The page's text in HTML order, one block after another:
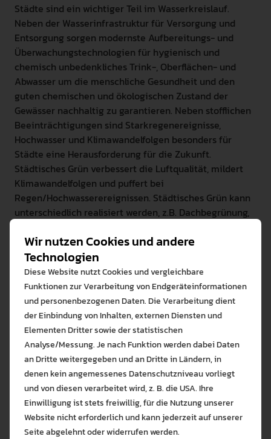
Städte sind ein wichtiger Teil im Wasserkreislauf.
Neben der Wasserinfrastruktur für Versorgung und
Entsorgung sorgen modernste Aufbereitungs- und
Überwachungstechnologien für hygienisch und
chemisch unbedenkliches Trink-, Oberflächen- und
Abwasser um die menschliche Gesundheit und den
guten chemischen und ökologischen Zustand der
Gewässer nachhaltig zu garantieren. Neben stofflichen
Beeinträchtigungen sind Starkregenereignisse,
Hochwasser und Klimawandelfolgen besonders für
Städte eine Herausforderung für die Zukunft.
Städtisches Grün verbessert die Luftqualität, mildert
Klimawandelfolgen und puffert bei
Regen/Hochwasserereignissen. Städtisches Grün kann
unterschiedlich realisiert werden, z.B. Dachbegrünung,
Mooswände, Lauben, Gemeinschaftsgärten, Begleitung
und Vernetzung von Gewässern (Bäche, Teiche, Seen).
Der Bodensee bietet Konstanz verschiedene
Ökosystemleistungen, z.B. für eine nachhaltige
Fischerei. Diese Tagung beleuchtet den derzeitigen
Kenntnisstand und innovative Ansätze als
Diskussionsgrundlage für Umsetzungsmöglichkeiten in
Städten der Bodenseeregion.
Weitere Informationen und Anmeldung unter:
https://www.biolago.org/event/jahrestagung-blau-
und-gruen-in-der-stadt-der-zukunft/
Wir nutzen Cookies und andere
Technologien
Diese Website nutzt Cookies und vergleichbare
Funktionen zur Verarbeitung von Endgeräteinformationen
und personenbezogenen Daten. Die Verarbeitung dient
der Einbindung von Inhalten, externen Diensten und
Elementen Dritter sowie der statistischen
Analyse/Messung. Je nach Funktion werden dabei Daten
an Dritte weitergegeben und an Dritte in Ländern, in
denen kein angemessenes Datenschutzniveau vorliegt
und von diesen verarbeitet wird, z. B. die USA. Ihre
Einwilligung ist stets freiwillig, für die Nutzung unserer
Website nicht erforderlich und kann jederzeit auf unserer
Seite abgelehnt oder widerrufen werden.
Bitte wählen Sie
Die auf der Website verwendeten
Lernen Sie mehr
Alle erlauben